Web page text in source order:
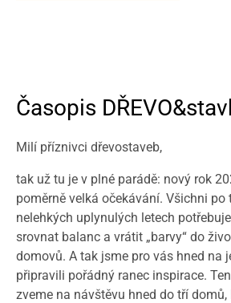
Časopis
Milí příznivci dřevostaveb,
tak už tu je v plné parádě: nový rok
poměrně velká očekávání. Všichni po
nelehkých uplynulých letech
srovnat balanc a vrátit „barvy“ do
domovů. A tak jsme pro vás hned na
připravili pořádný ranec inspirace.
zveme na návštěvu hned do tří domů,